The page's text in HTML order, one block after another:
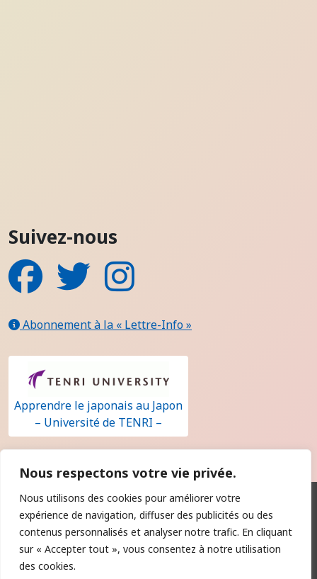
Nous respectons votre vie privée.
Nous utilisons des cookies pour améliorer votre
expérience de navigation, diffuser des publicités ou des
contenus personnalisés et analyser notre trafic. En cliquant
sur « Accepter tout », vous consentez à notre utilisation
des cookies.
Suivez-nous
FacebookTwitter Instagram
Abonnement à la « Lettre-Info »
Apprendre le japonais au Japon
– Université de TENRI –
Qui sommes-nous ?
Contact
Règlement intérieur